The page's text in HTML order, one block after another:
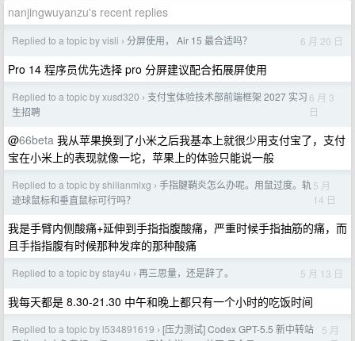
nanjingwuyanzu's recent replies
Replied to a topic by visli › 分屏使用， Air 15 最合适吗？ 6 月 20 日
Pro 14 程序员优先选择 pro 分屏建议配合拓展屏使用
Replied to a topic by xusd320 › 支付宝体验技术部前端框架 2027 实习
生招聘
6 月 3
日
@66beta 我从苹果换到了小米之后我基本上就很少用支付宝了，支付
宝在小米上的表现就像一坨，苹果上的体验只能说一般
Replied to a topic by shilianmlxg › 手指腱鞘炎怎么办呢。用鼠过度。轨
迹球鼠标和垂直鼠标可行吗？
5 月
14 日
我是手臂内侧酸痛+延伸到手指指腹酸痛，严重时候手指抽筋的痛，而
且手指指腹有时候那种发痒的那种酸痛
Replied to a topic by stay4u › 再三思量，还是辞了。 5 月 13 日
我每天都是 8.30-21.30 中午和晚上都只有一个小时的吃饭时间
Replied to a topic by l534891619 › [压力测试] Codex GPT-5.5 新中转站
5 月